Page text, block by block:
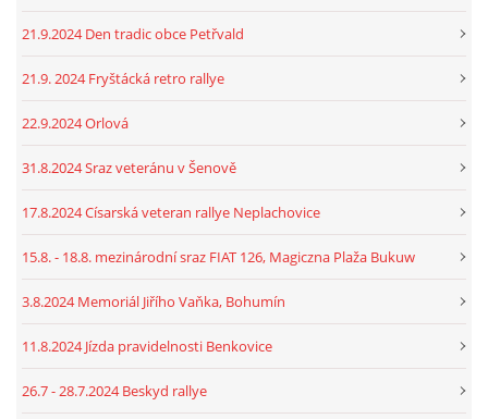
21.9.2024 Den tradic obce Petřvald
21.9. 2024 Fryštácká retro rallye
22.9.2024 Orlová
31.8.2024 Sraz veteránu v Šenově
17.8.2024 Císarská veteran rallye Neplachovice
15.8. - 18.8. mezinárodní sraz FIAT 126, Magiczna Plaža Bukuw
3.8.2024 Memoriál Jiřího Vaňka, Bohumín
11.8.2024 Jízda pravidelnosti Benkovice
26.7 - 28.7.2024 Beskyd rallye